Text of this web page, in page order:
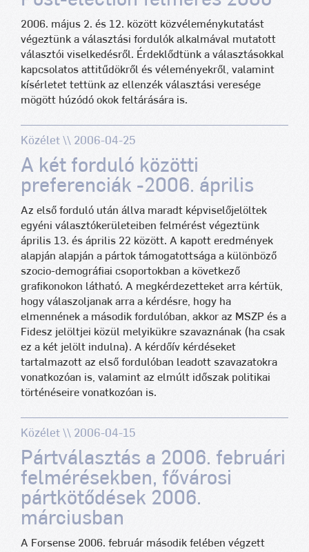
2006. május 2. és 12. között közvéleménykutatást
végeztünk a választási fordulók alkalmával mutatott
választói viselkedésről. Érdeklődtünk a választásokkal
kapcsolatos attitűdökről és véleményekről, valamint
kísérletet tettünk az ellenzék választási veresége
mögött húzódó okok feltárására is.
Közélet \\ 2006-04-25
A két forduló közötti
preferenciák -2006. április
Az első forduló után állva maradt képviselőjelöltek
egyéni választókerületeiben felmérést végeztünk
április 13. és április 22 között. A kapott eredmények
alapján alapján a pártok támogatottsága a különböző
szocio-demográfiai csoportokban a következő
grafikonokon látható. A megkérdezetteket arra kértük,
hogy válaszoljanak arra a kérdésre, hogy ha
elmennének a második fordulóban, akkor az MSZP és a
Fidesz jelöltjei közül melyikükre szavaznának (ha csak
ez a két jelölt indulna). A kérdőív kérdéseket
tartalmazott az első fordulóban leadott szavazatokra
vonatkozóan is, valamint az elmúlt időszak politikai
történéseire vonatkozóan is.
Közélet \\ 2006-04-15
Pártválasztás a 2006. februári
felmérésekben, fővárosi
pártkötődések 2006.
márciusban
A Forsense 2006. február második felében végzett